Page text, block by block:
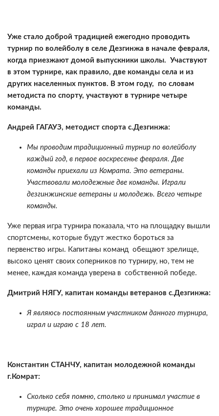
Уже стало доброй традицией ежегодно проводить
турнир по волейболу в селе Дезгинжа в начале февраля,
когда приезжают домой выпускники школы. Участвуют
в этом турнире, как правило, две команды села и из
других населенных пунктов. В этом году, по словам
методиста по спорту, участвуют в турнире четыре
команды.
Андрей ГАГАУЗ, методист спорта с.Дезгинжа:
Мы проводим традиционный турнир по волейболу
каждый год, в первое воскресенье февраля. Две
команды приехали из Комрата. Это ветераны.
Участвовали молодежные две команды. Играли
дезгинжинские ветераны и молодежь. Всего четыре
команды.
Уже первая игра турнира показала, что на площадку вышли
спортсмены, которые будут жестко бороться за
первенство игры. Капитаны команд обещают зрелище,
высоко ценят своих соперников по турниру, но, тем не
менее, каждая команда уверена в собственной победе.
Дмитрий НЯГУ, капитан команды ветеранов с.Дезгинжа:
Я являюсь постоянным участником данного турнира,
играл и играю с 18 лет.
Константин СТАНЧУ, капитан молодежной команды
г.Комрат:
Сколько себя помню, столько и принимал участие в
турнире. Это очень хорошее традиционное